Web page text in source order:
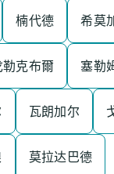
楠代德 希莫
勒克布爾 塞勒
瓦朗加尔
莫拉达巴德